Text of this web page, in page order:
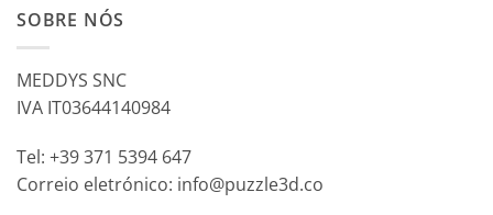
SOBRE NÓS
MEDDYS SNC
IVA IT03644140984
Tel: +39 371 5394 647
Correio eletrónico: info@puzzle3d.co